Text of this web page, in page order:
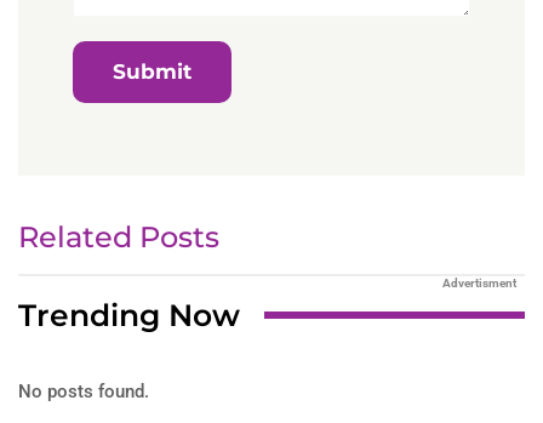
Related Posts
Advertisment
Trending Now
No posts found.